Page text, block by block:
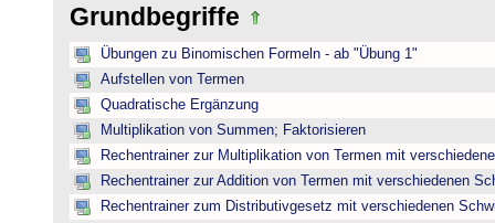
Grundbegriffe
Übungen zu Binomischen Formeln - ab "Übung 1"
Aufstellen von Termen
Quadratische Ergänzung
Multiplikation von Summen; Faktorisieren
Rechentrainer zur Multiplikation von Termen mit
Rechentrainer zur Addition von Termen mit verschiedenen
Rechentrainer zum Distributivgesetz mit verschiedenen